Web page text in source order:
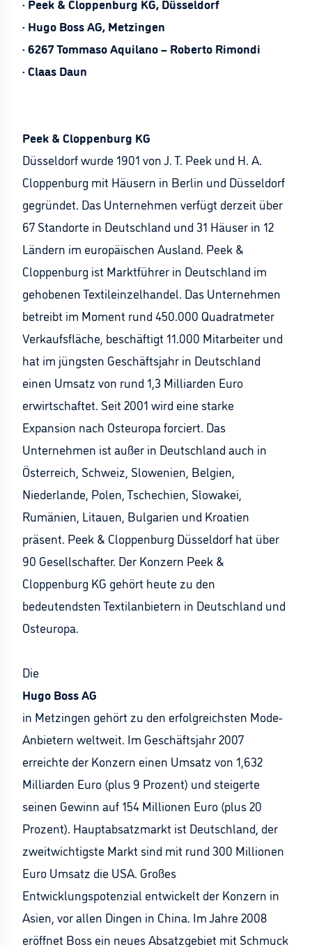
· Peek & Cloppenburg KG, Düsseldorf
· Hugo Boss AG, Metzingen
· 6267 Tommaso Aquilano – Roberto Rimondi
· Claas Daun
Peek & Cloppenburg KG
Düsseldorf wurde 1901 von J. T. Peek und H. A.
Cloppenburg mit Häusern in Berlin und Düsseldorf
gegründet. Das Unternehmen verfügt derzeit über
67 Standorte in Deutschland und 31 Häuser in 12
Ländern im europäischen Ausland. Peek &
Cloppenburg ist Marktführer in Deutschland im
gehobenen Textileinzelhandel. Das Unternehmen
betreibt im Moment rund 450.000 Quadratmeter
Verkaufsfläche, beschäftigt 11.000 Mitarbeiter und
hat im jüngsten Geschäftsjahr in Deutschland
einen Umsatz von rund 1,3 Milliarden Euro
erwirtschaftet. Seit 2001 wird eine starke
Expansion nach Osteuropa forciert. Das
Unternehmen ist außer in Deutschland auch in
Österreich, Schweiz, Slowenien, Belgien,
Niederlande, Polen, Tschechien, Slowakei,
Rumänien, Litauen, Bulgarien und Kroatien
präsent. Peek & Cloppenburg Düsseldorf hat über
90 Gesellschafter. Der Konzern Peek &
Cloppenburg KG gehört heute zu den
bedeutendsten Textilanbietern in Deutschland und
Osteuropa.
Die
Hugo Boss AG
in Metzingen gehört zu den erfolgreichsten Mode-
Anbietern weltweit. Im Geschäftsjahr 2007
erreichte der Konzern einen Umsatz von 1,632
Milliarden Euro (plus 9 Prozent) und steigerte
seinen Gewinn auf 154 Millionen Euro (plus 20
Prozent). Hauptabsatzmarkt ist Deutschland, der
zweitwichtigste Markt sind mit rund 300 Millionen
Euro Umsatz die USA. Großes
Entwicklungspotenzial entwickelt der Konzern in
Asien, vor allen Dingen in China. Im Jahre 2008
eröffnet Boss ein neues Absatzgebiet mit Schmuck